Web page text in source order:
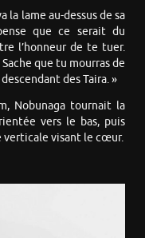
la lame au-dessus de sa
que ce serait du
l’honneur de te tuer.
que tu mourras de
des Taira. »
Nobunaga tournait la
vers le bas, puis
verticale visant le cœur.